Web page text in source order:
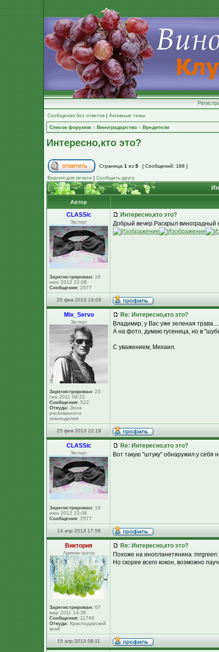
Сообщения без ответов | Активные темы
Список форумов » Виноградарство » Вредители
Интересно,кто это?
Страница 1 из 5 [ Сообщений: 188 ]
Версия для печати | Сообщить другу
Автор
CLASSic
Эксперт
Зарегистрирован: 16
июн 2012 22:08
Сообщения: 2577
Интересно,кто это?
Добрый вечер.Раскрыл виноградный
25 фев 2013 19:03
Mix_Servo
Эксперт
Зарегистрирован: 23
сен 2011 09:22
Сообщения: 522
Откуда: Зона
рискованного
земледелия
Re: Интересно,кто это?
Владимир, у Вас уже зеленая
А на фото, думаю гусеница, но в
С уважением, Михаил.
25 фев 2013 22:19
CLASSic
Эксперт
Зарегистрирован: 16
июн 2012 22:08
Сообщения: 2577
Re: Интересно,кто это?
Вот такую "штуку" обнаружил у себя
14 апр 2013 17:58
Виктория
Администратор
Зарегистрирован: 07
мар 2011 14:36
Сообщения: 11746
Откуда: Краснодарский
край
Re: Интересно,кто это?
Похоже на инопланетянина :mrgreen:
Но скорее всего кокон, возможно
15 апр 2013 08:11